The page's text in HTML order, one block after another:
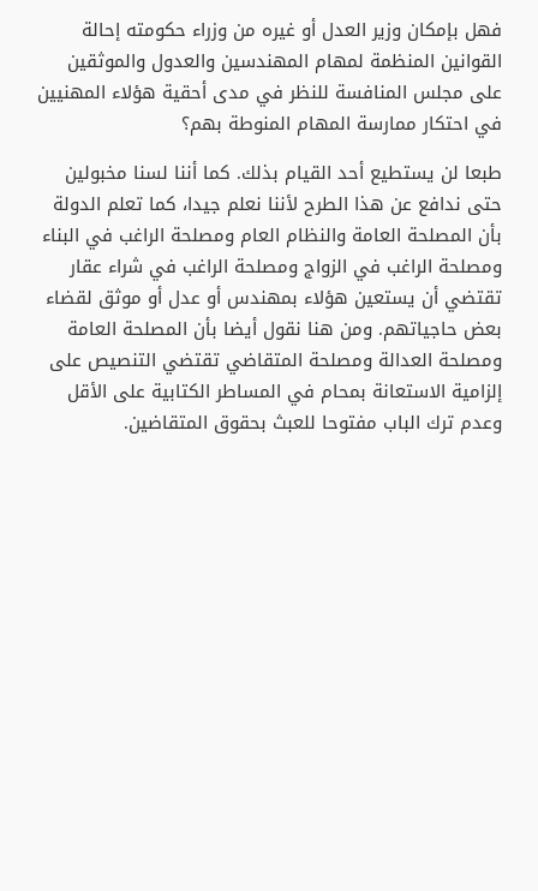
فهل بإمكان وزير العدل أو غيره من وزراء حكومته إحالة
القوانين المنظمة لمهام المهندسين والعدول والموثقين
على مجلس المنافسة للنظر في مدى أحقية هؤلاء المهنيين
في احتكار ممارسة المهام المنوطة بهم؟
طبعا لن يستطيع أحد القيام بذلك. كما أننا لسنا مخبولين
حتى ندافع عن هذا الطرح لأننا نعلم جيدا، كما تعلم الدولة
بأن المصلحة العامة والنظام العام ومصلحة الراغب في البناء
ومصلحة الراغب في الزواج ومصلحة الراغب في شراء عقار
تقتضي أن يستعين هؤلاء بمهندس أو عدل أو موثق لقضاء
بعض حاجياتهم. ومن هنا نقول أيضا بأن المصلحة العامة
ومصلحة العدالة ومصلحة المتقاضي تقتضي التنصيص على
إلزامية الاستعانة بمحام في المساطر الكتابية على الأقل
وعدم ترك الباب مفتوحا للعبث بحقوق المتقاضين.